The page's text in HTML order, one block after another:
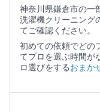
神奈川県鎌倉市の一
洗濯機クリーニング
てご確認ください。
初めての依頼でどの
てプロを選ぶ時間が
ロ選びをする おまか